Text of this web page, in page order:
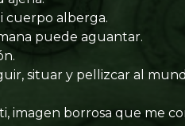
cuerpo alberga.
puede aguantar.
situar y pellizcar al
imagen borrosa que me